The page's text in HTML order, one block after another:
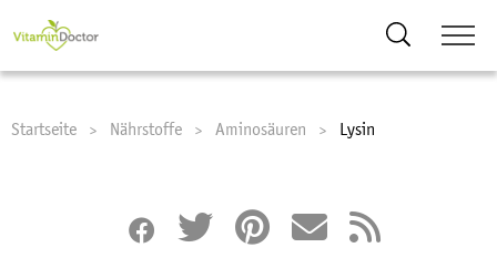
Startseite Nährstoffe Aminosäuren Current:
Lysin